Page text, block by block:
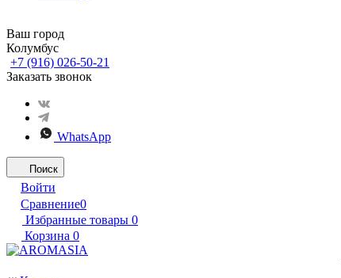
Ваш город
Колумбус
+7 (916) 026-50-21
Заказать звонок
WhatsApp
Поиск
Войти
Сравнение0
Избранные товары 0
Корзина 0